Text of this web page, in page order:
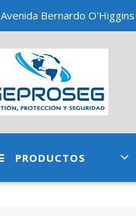
Avenida Bernardo
PRODUCTOS